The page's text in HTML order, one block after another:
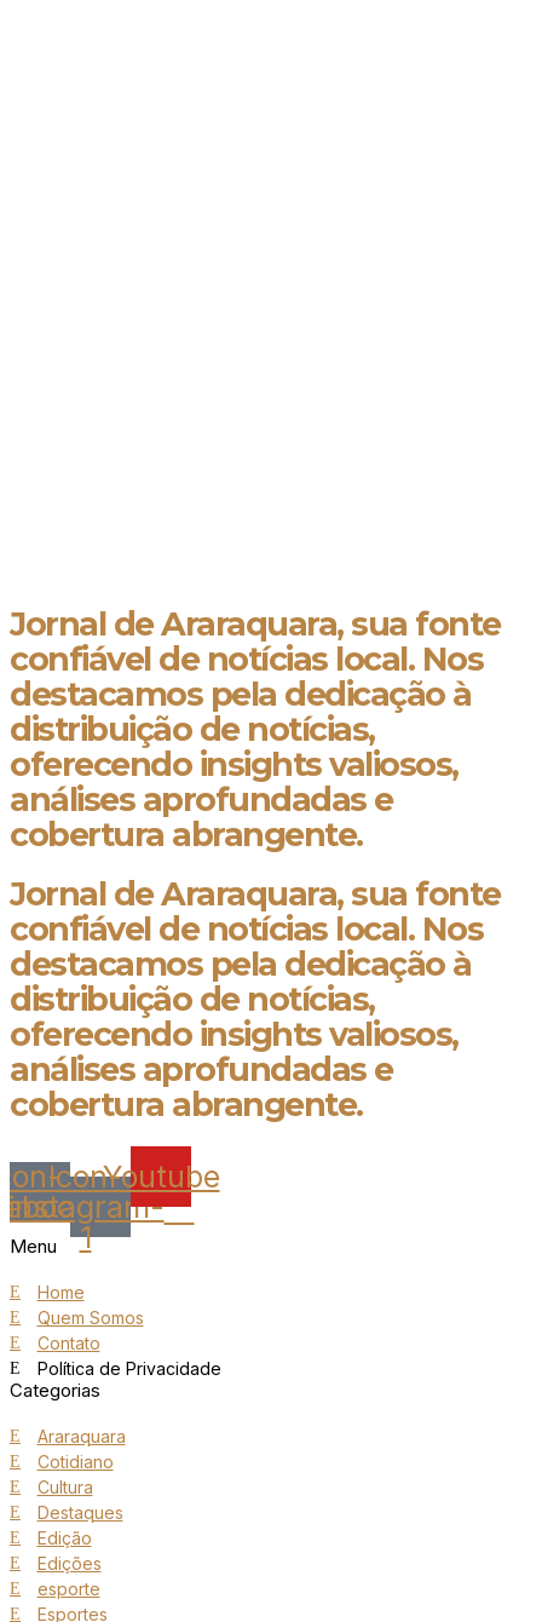
Jornal de Araraquara, sua fonte
confiável de notícias local. Nos
destacamos pela dedicação à
distribuição de notícias,
oferecendo insights valiosos,
análises aprofundadas e
cobertura abrangente.
Jornal de Araraquara, sua fonte
confiável de notícias local. Nos
destacamos pela dedicação à
distribuição de notícias,
oferecendo insights valiosos,
análises aprofundadas e
cobertura abrangente.
Icon-
instagram-
1
Youtube
Menu
Home
Quem Somos
Contato
Política de Privacidade
Categorias
Araraquara
Cotidiano
Cultura
Destaques
Edição
Edições
esporte
Esportes